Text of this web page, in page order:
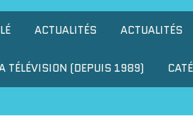
ACTUALITÉS ACTUALITÉS
TÉLÉVISION (DEPUIS 1989)